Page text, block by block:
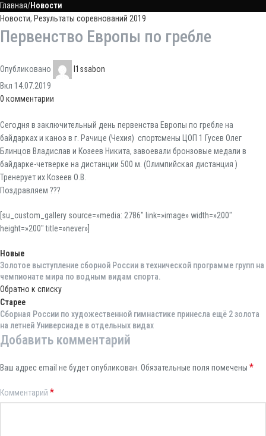
Главная Новости
Новости, Результаты соревнований 2019
Первенство Европы по гребле
Опубликовано
l1ssabon
Вкл 14.07.2019
0 комментарии
Сегодня в заключительный день первенства Европы по гребле на
байдарках и каноэ в г. Рачице (Чехия) спортсмены ЦОП 1 Гусев Олег
Блинцов Владислав и Козеев Никита, завоевали бронзовые медали в
байдарке-четверке на дистанции 500 м. (Олимпийская дистанция )
Тренерует их Козеев О.В.
Поздравляем ???
[su_custom_gallery source=»media: 2786″ link=»image» width=»200″
height=»200″ title=»never»]
Новые
Золотое выступление сборной России в технической программе групп на
чемпионате мира по водным видам спорта.
Обратно к списку
Старее
Сборная России по художественной гимнастике принесла ещё 2 золота
на летней Универсиаде в отдельных видах
Добавить комментарий
Ваш адрес email не будет опубликован. Обязательные поля помечены *
Комментарий *